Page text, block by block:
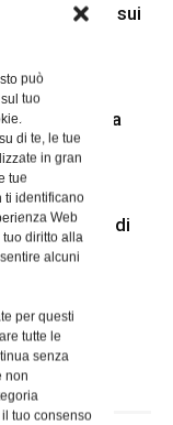
può
tuo
di te, le tue
in gran
tue
ti identificano
Web
diritto alla
alcuni
per questi
tutte le
senza
non
tuo consenso
mostra di Mcl sui
di Santa
il torneo di